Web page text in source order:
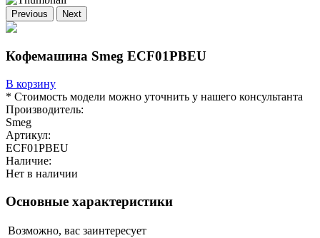
Previous Next
Кофемашина Smeg ECF01PBEU
В корзину
* Стоимость модели можно уточнить у нашего консультанта
Производитель:
Smeg
Артикул:
ECF01PBEU
Наличие:
Нет в наличии
Основные характеристики
Возможно, вас заинтересует